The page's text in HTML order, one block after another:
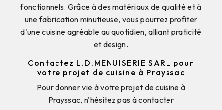
fonctionnels. Grâce à des matériaux de qualité et à
une fabrication minutieuse, vous pourrez profiter
d'une cuisine agréable au quotidien, alliant praticité
et design.
Contactez L.D.MENUISERIE SARL pour
votre projet de cuisine à Prayssac
Pour donner vie à votre projet de cuisine à
Prayssac, n'hésitez pas à contacter